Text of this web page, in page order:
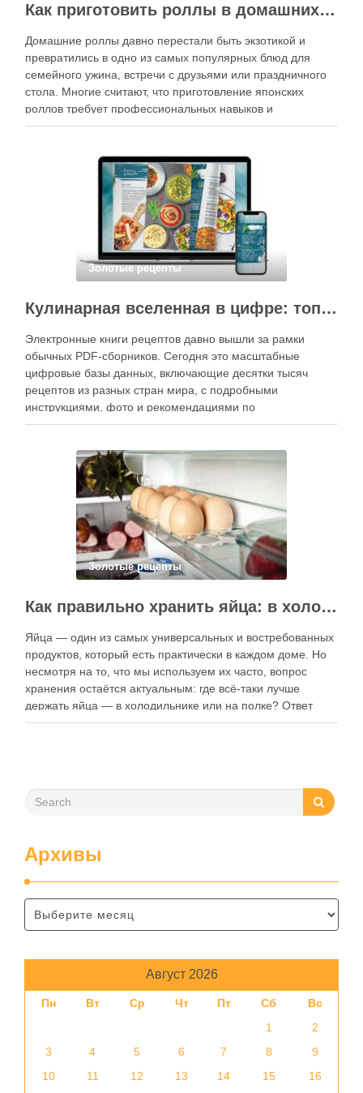
Как приготовить роллы в домашних условиях?
Домашние роллы давно перестали быть экзотикой и
превратились в одно из самых популярных блюд для
семейного ужина, встречи с друзьями или праздничного
стола. Многие считают, что приготовление японских
роллов требует профессиональных навыков и
специального оборудования, однако на практике сделать
кухне. Главное — …
Золотые рецепты
Кулинарная вселенная в цифре: топ-3 самых больших электронных книг рецептов
Электронные книги рецептов давно вышли за рамки
обычных PDF-сборников. Сегодня это масштабные
цифровые базы данных, включающие десятки тысяч
рецептов из разных стран мира, с подробными
инструкциями, фото и рекомендациями по
приготовлению. В отличие от печатных изданий,
контент, расширять коллекции блюд и добавлять новые
функции. Ниже …
Золотые рецепты
Как правильно хранить яйца: в холодильнике или на полке?
Яйца — один из самых универсальных и востребованных
продуктов, который есть практически в каждом доме. Но
несмотря на то, что мы используем их часто, вопрос
хранения остаётся актуальным: где всё-таки лучше
держать яйца — в холодильнике или на полке? Ответ
зависит от нескольких факторов, включая температуру
Архивы
Август 2026
Пн Вт Ср Чт Пт Сб
Вс
1
2
3
4 5 6 7 8
9
10
11 12 13 14 15
16